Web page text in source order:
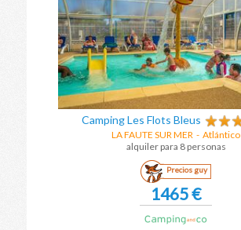
Camping Les Flots Bleus
LA FAUTE SUR MER - Atlántico
alquiler para 8 personas
Precios guy
1465 €